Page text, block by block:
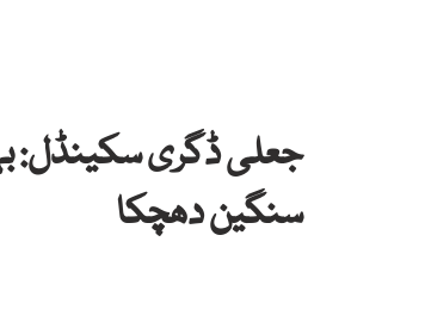
جعلی ڈگری سکینڈل:
سنگین دھچکا